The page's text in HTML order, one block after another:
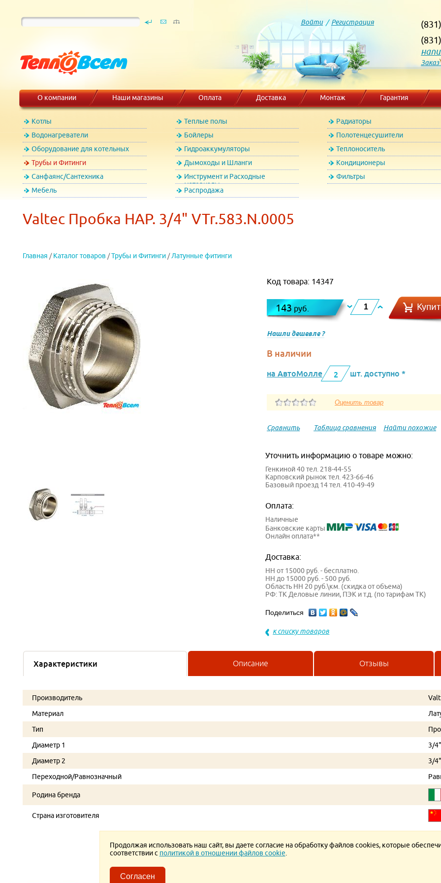
Войти/ Регистрация
Заказ
О компании Наши магазины Оплата Доставка Монтаж Гарантия
Котлы Теплые полы
Радиаторы
Водонагреватели
Бойлеры
Полотенцесушители
Оборудование для котельных
Гидроаккумуляторы
Теплоноситель
Трубы и Фитинги
Дымоходы и Шланги
Кондиционеры
Санфаянс/Сантехника
Инструмент и Расходные
материалы
Фильтры
Мебель
Распродажа
Valtec Пробка НАР. 3/4" VTr.583.N.0005
Главная / Каталог товаров /Трубы и Фитинги / Латунные фитинги
Код товара: 14347
143 руб.
Нашли дешевле ?
В наличии
на АвтоМолле 2 шт. доступно *
Сравнить Таблица сравнения Найти похожие
Уточнить информацию о товаре можно:
Генкиной 40 тел. 218-44-55
Карповский рынок тел. 423-66-46
Базовый проезд 14 тел. 410-49-49
Оплата:
Наличные
Банковские карты
Онлайн оплата**
Доставка:
НН от 15000 руб. - бесплатно.
НН до 15000 руб. - 500 руб.
Область НН 20 руб.\км. (скидка от объема)
РФ: ТК Деловые линии, ПЭК и т.д. (по тарифам ТК)
Поделиться
к списку товаров
Характеристики Описание Отзывы
Производитель
Материал
Тип
Диаметр 1
3/
Диаметр 2
3/
Переходной/Равнозначный
Родина бренда
Страна изготовителя
Продолжая использовать наш сайт, вы даете согласие на обработку файлов cookies, которые
соответствии с политикой в отношении файлов cookie
Согласен